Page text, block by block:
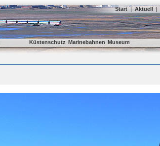
Start | Aktuell |
Küstenschutz Marinebahnen Museum